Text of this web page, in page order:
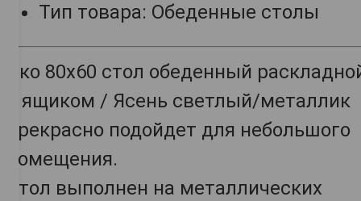
Тип товара: Обеденные столы
Эко 80х60 стол обеденный
с ящиком / Ясень светлый/металлик
прекрасно подойдет для небольшого
помещения.
Стол выполнен на металлических